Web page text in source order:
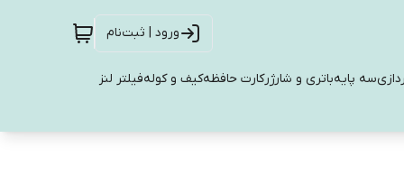
ورود | ثبت‌نام
سه پایهباتری و شارژرکارت حافظهکیف و کولهفیلتر لنز